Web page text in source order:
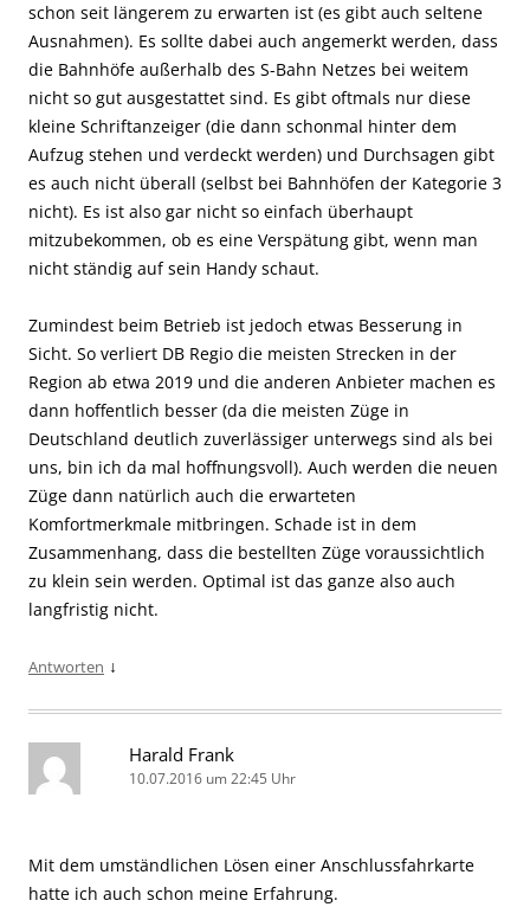
schon seit längerem zu erwarten ist (es gibt auch seltene
Ausnahmen). Es sollte dabei auch angemerkt werden, dass
die Bahnhöfe außerhalb des S-Bahn Netzes bei weitem
nicht so gut ausgestattet sind. Es gibt oftmals nur diese
kleine Schriftanzeiger (die dann schonmal hinter dem
Aufzug stehen und verdeckt werden) und Durchsagen gibt
es auch nicht überall (selbst bei Bahnhöfen der Kategorie 3
nicht). Es ist also gar nicht so einfach überhaupt
mitzubekommen, ob es eine Verspätung gibt, wenn man
nicht ständig auf sein Handy schaut.
Zumindest beim Betrieb ist jedoch etwas Besserung in
Sicht. So verliert DB Regio die meisten Strecken in der
Region ab etwa 2019 und die anderen Anbieter machen es
dann hoffentlich besser (da die meisten Züge in
Deutschland deutlich zuverlässiger unterwegs sind als bei
uns, bin ich da mal hoffnungsvoll). Auch werden die neuen
Züge dann natürlich auch die erwarteten
Komfortmerkmale mitbringen. Schade ist in dem
Zusammenhang, dass die bestellten Züge voraussichtlich
zu klein sein werden. Optimal ist das ganze also auch
langfristig nicht.
Antworten ↓
Harald Frank
10.07.2016 um 22:45 Uhr
Mit dem umständlichen Lösen einer Anschlussfahrkarte
hatte ich auch schon meine Erfahrung.